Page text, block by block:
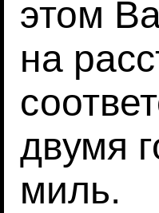
этом
на
двумя
миль.